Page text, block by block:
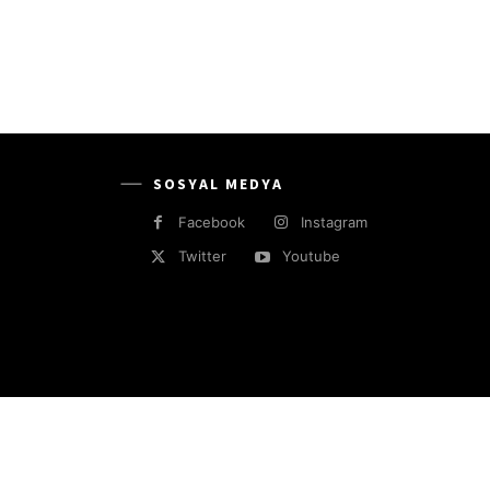
SOSYAL MEDYA
Facebook
Instagram
Twitter
Youtube